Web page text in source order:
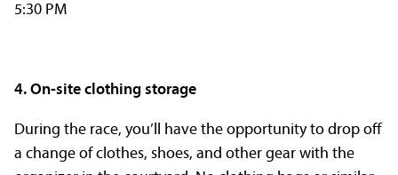
5:30 PM
4. On-site clothing storage
During the race, you’ll have the opportunity to drop off
a change of clothes, shoes, and other gear with the